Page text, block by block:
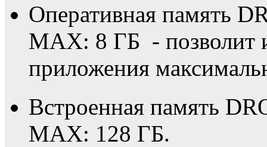
Оперативная память
MAX: 8 ГБ - позволит
приложения
Встроенная память
MAX: 128 ГБ.